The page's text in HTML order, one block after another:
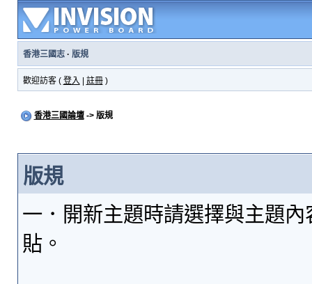
香港三國志· 版規
歡迎訪客 ( 登入 註冊)
香港三國論壇-> 版規
版規
一．開新主題時請選擇與主題
貼。